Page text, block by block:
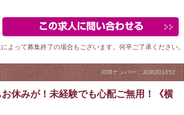
よって募集終了の場合もございます。何卒ご了承ください。
JOBナンバー：JOB301652
休みが！未経験でも心配ご無用！《横